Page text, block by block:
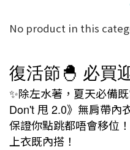
No product in this
復活節🐣 必買
✨除左水著，夏天必備
Don't 甩2.0》無肩帶內
保證你點跳都唔會移位
上衣既內搭！